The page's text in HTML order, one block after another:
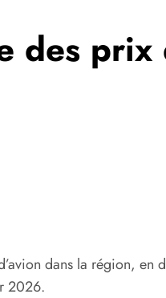
des
dans la région, en
2026.